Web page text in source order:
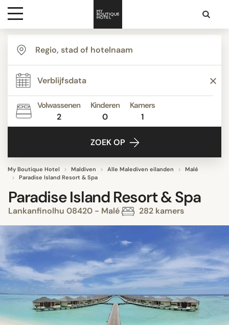
Bestemmingen
Hoteltypes
Contact
Volwassenen
2
Kinderen
0
Kamers
1
ZOEK OP
My Boutique Hotel Maldiven Alle Malediven eilanden
Malé
Paradise Island Resort & Spa
Paradise Island Resort & Spa
Lankanfinolhu 08420 - Malé 282 kamers